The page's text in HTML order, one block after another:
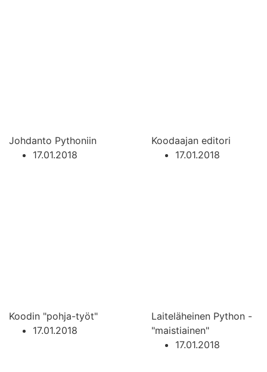
Johdanto Pythoniin
17.01.2018
Koodaajan editori
17.01.2018
Koodin "pohja-työt"
17.01.2018
Laiteläheinen Python -
"maistiainen"
17.01.2018